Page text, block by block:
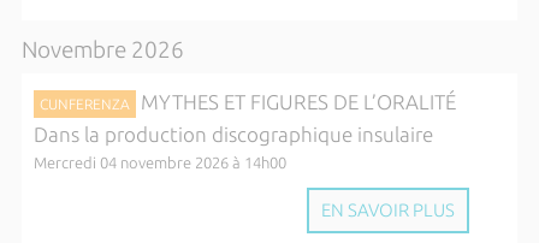
Novembre 2026
CUNFERENZA
MYTHES ET FIGURES DE L’ORALITÉ
Dans la production discographique insulaire
Mercredi 04 novembre 2026 à 14h00
EN SAVOIR PLUS